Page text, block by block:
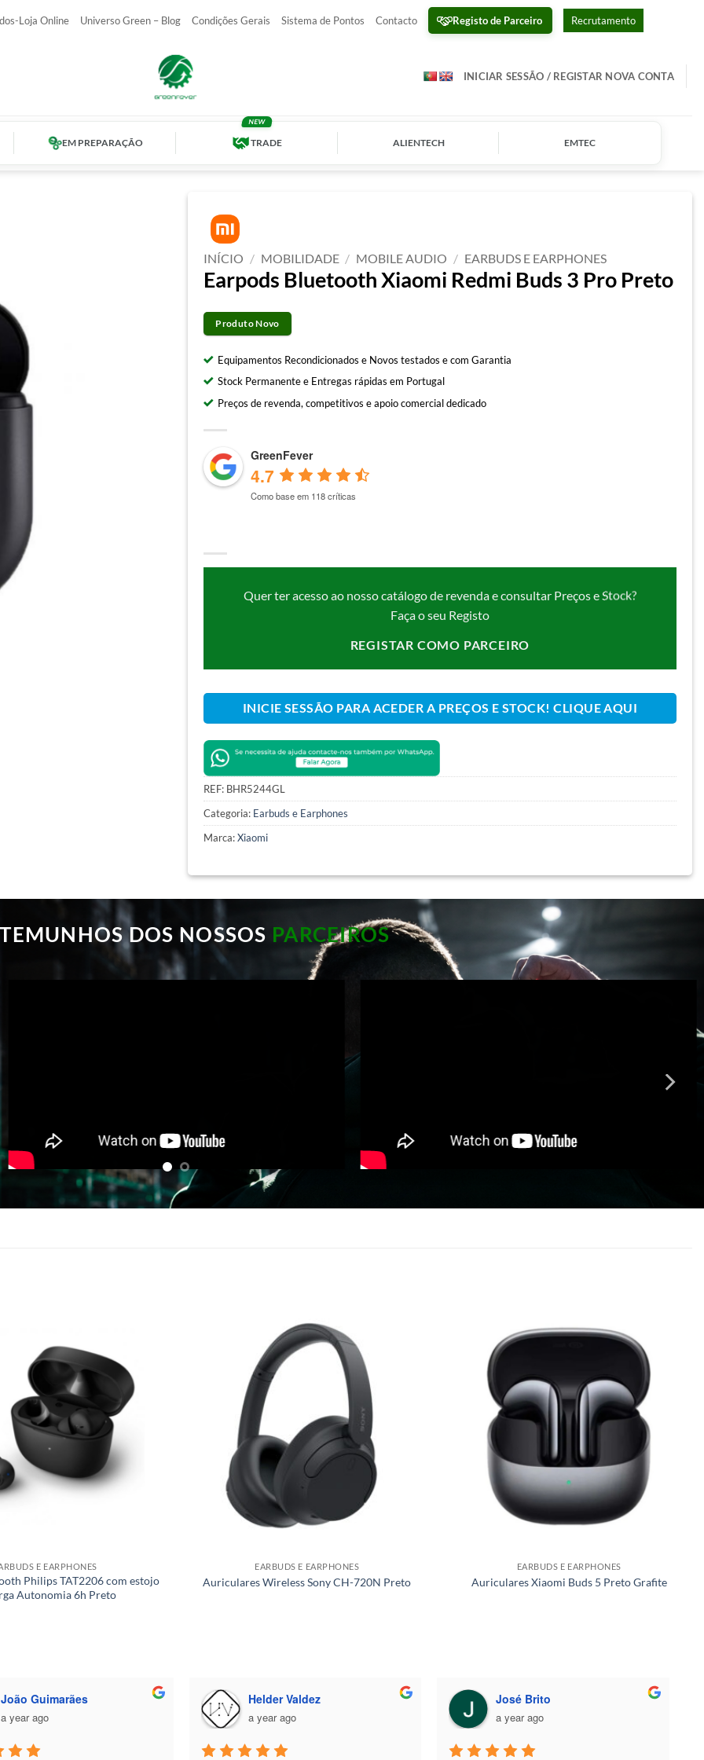
Loja Online Universo Green – Blog Condições Gerais Sistema de Pontos Contacto Registo de Parceiro Recrutamento
INICIAR SESSÃO / REGISTAR NOVA CONTA
EM PREPARAÇÃO TRADE ALIENTECH EMTEC
INÍCIO / MOBILIDADE / MOBILE AUDIO / EARBUDS E EARPHONES
Earpods Bluetooth Xiaomi Redmi Buds 3 Pro Preto
Produto Novo
Equipamentos Recondicionados e Novos testados e com Garantia
Stock Permanente e Entregas rápidas em Portugal
Preços de revenda, competitivos e apoio comercial dedicado
GreenFever
4.7
Como base em 118 críticas
Quer ter acesso ao nosso catálogo de revenda e consultar Preços e Stock?
Faça o seu Registo
REGISTAR COMO PARCEIRO
INICIE SESSÃO PARA ACEDER A PREÇOS E STOCK! CLIQUE AQUI
REF: BHR5244GL
Categoria: Earbuds e Earphones
Marca:Xiaomi
DOS NOSSOS PARCEIROS
E EARPHONES
Philips TAT2206 com estojo
Autonomia 6h Preto
EARBUDS E EARPHONES
Auriculares Wireless Sony CH-720N Preto
EARBUDS E EARPHONES
Auriculares Xiaomi Buds 5 Preto Grafite
Helder Valdez
a year ago
José Brito
a year ago
LIVRÁRIO
a year ago